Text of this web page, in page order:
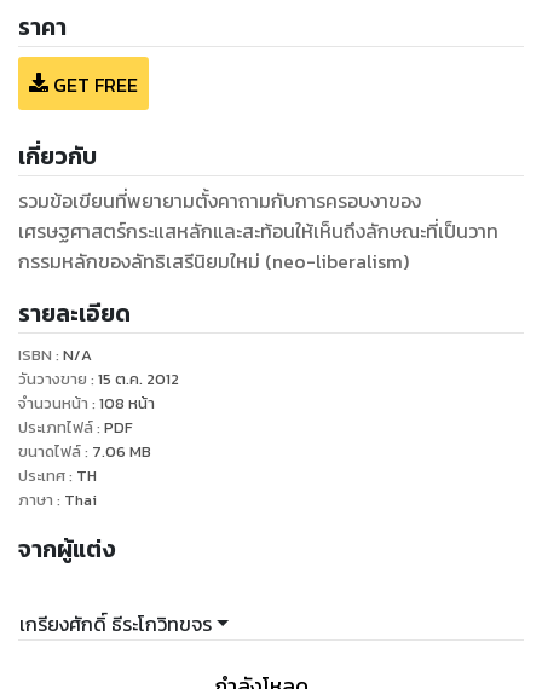
ราคา
GET FREE
เกี่ยวกับ
รวมข้อเขียนที่พยายามตั้งคาถามกับการครอบงาของ
เศรษฐศาสตร์กระแสหลักและสะท้อนให้เห็นถึงลักษณะที่เป็นวาท
กรรมหลักของลัทธิเสรีนิยมใหม่ (neo-liberalism)
รายละเอียด
ISBN : N/A
วันวางขาย : 15 ต.ค. 2012
จำนวนหน้า : 108 หน้า
ประเภทไฟล์: PDF
ขนาดไฟล์: 7.06 MB
ประเทศ: TH
ภาษา : Thai
จากผู้แต่ง
เกรียงศักดิ์ ธีระโกวิทขจร